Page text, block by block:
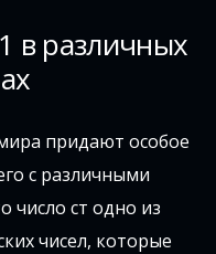
в различных
придают особое
с различными
число ст одно из
чисел, которые